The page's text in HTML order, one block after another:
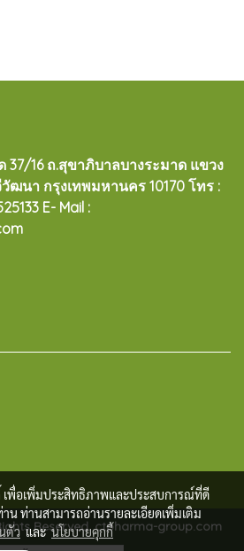
37/16 ถ.สุขาภิบาลบางระมาด แขวง
ฒนา กรุงเทพมหานคร 10170 โทร :
E- Mail :
Reserved. ctpharma-group.com
เพื่อเพิ่มประสิทธิภาพและประสบการณ์ที่ดี
าน ท่านสามารถอ่านรายละเอียดเพิ่มเติม
ตัวและนโยบายคุกกี้